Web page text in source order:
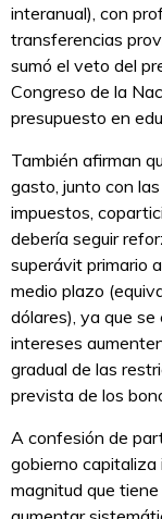
interanual), con
transferencias
sumó el veto del
Congreso de la
presupuesto en
También afirman
gasto, junto con
impuestos,
debería seguir
superávit primario
medio plazo
dólares), ya que
intereses
gradual de las
prevista de los
A confesión de
gobierno capitaliza
magnitud que